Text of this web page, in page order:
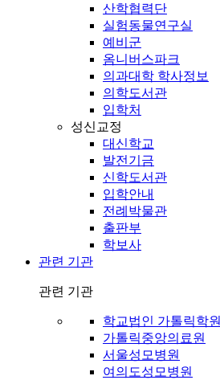
산학협력단
실험동물연구실
예비군
옴니버스파크
의과대학 학사정보
의학도서관
입학처
성신교정
대신학교
발전기금
신학도서관
입학안내
전례박물관
출판부
학보사
관련 기관
관련 기관
학교법인 가톨릭학원
가톨릭중앙의료원
서울성모병원
여의도성모병원